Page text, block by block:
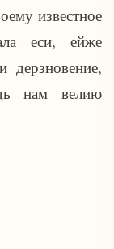
известное
еси, ейже
дерзновение,
нам велию